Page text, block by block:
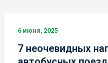
6 июня, 2025
7 неочевидных